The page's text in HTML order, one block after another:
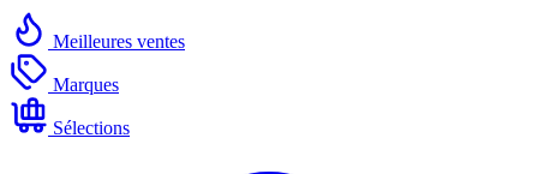
Meilleures ventes
Marques
Sélections